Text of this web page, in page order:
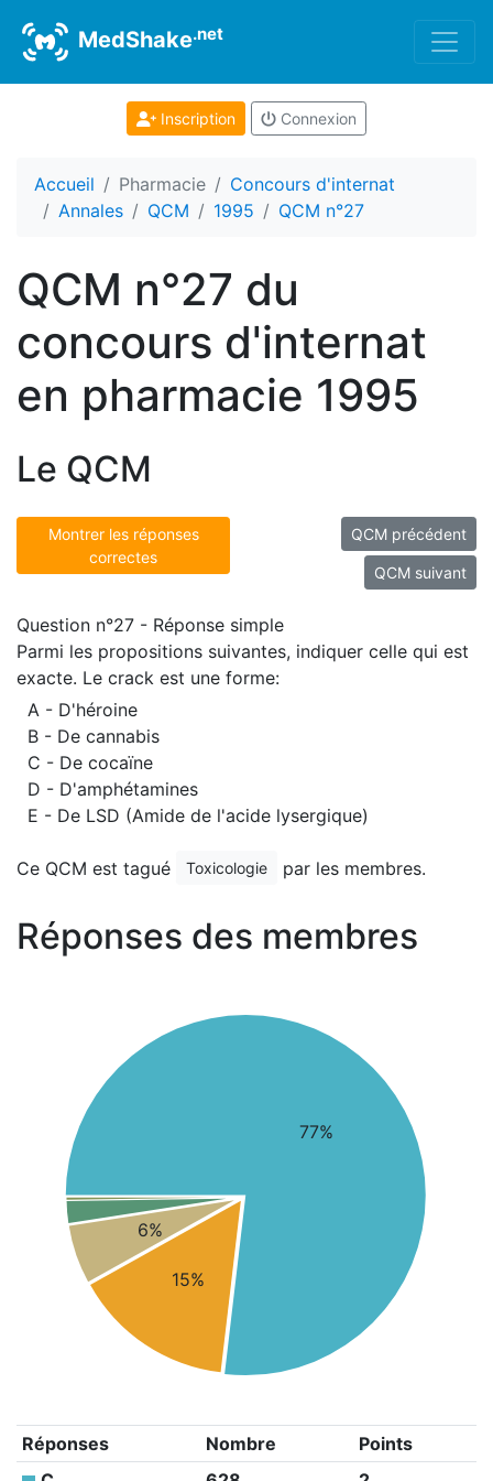
MedShake.net
Inscription Connexion
Accueil Pharmacie
Concours d'internat
Annales
QCM 1995 QCM n°27
QCM n°27 du
concours d'internat
en pharmacie 1995
Le QCM
Montrer les réponses
correctes
QCM précédent
QCM suivant
Question n°27 - Réponse simple
Parmi les propositions suivantes, indiquer celle qui est
exacte. Le crack est une forme:
A - D'héroine
B - De cannabis
C - De cocaïne
D - D'amphétamines
E - De LSD (Amide de l'acide lysergique)
Ce QCM est tagué Toxicologie par les membres.
Réponses des membres
77%
15%
6%
Réponses Nombre
Points